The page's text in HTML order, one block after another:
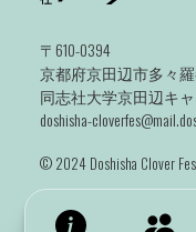
〒610-0394
京都府京田辺市多々羅
同志社大学京田辺キャ
doshisha-
©️ 2024 Doshisha Clover